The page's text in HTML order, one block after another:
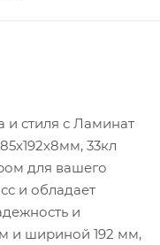
и стиля с Ламинат
33кл
для вашего
и обладает
и
и шириной 192 мм,